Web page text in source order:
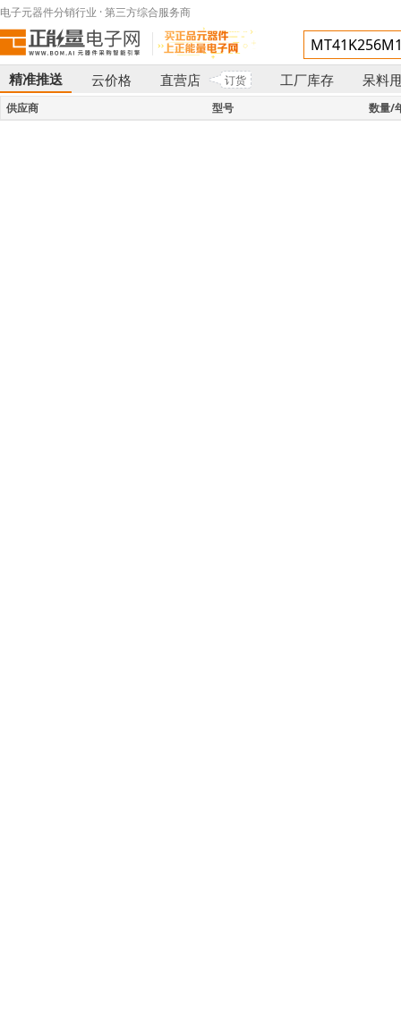
电子元器件分销行业 · 第三方综合服务商
精准推送 云价格 直营店 订货 工厂库存 呆料
供应商 型号 数量/
}